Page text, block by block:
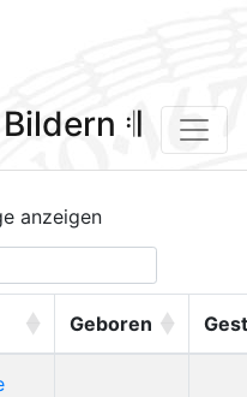
Bildern 𝄇
anzeigen
Geboren